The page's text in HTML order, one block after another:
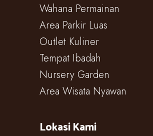
Wahana Permainan
Area Parkir Luas
Outlet Kuliner
Tempat Ibadah
Nursery Garden
Area Wisata Nyawan
Lokasi Kami